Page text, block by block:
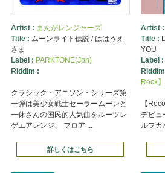
Artist : まんがレンジャーズ
Title : ムーンライト伝説 / ははうえ
さま
Label : PARKTONE(Jpn)
Riddim :
クラシック・アニソン・シリーズ第
一弾は美少女戦士セーラームーンと
一休さんの国民的人気曲をルーツレ
ゲエアレンジ、 フロア ...
詳しくはこちら
Artist :
Title :
YOU
Label :
Rock
【
デビュ
ルフカ